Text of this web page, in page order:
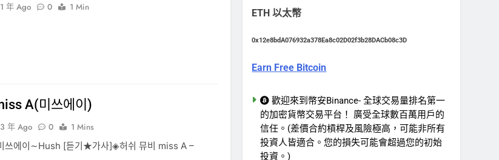
年 Ago 0
1 Min
A(미쓰에이)
年 Ago 0
1 Mins
쓰에이∼Hush [듣기★가사]◈허쉬 뮤비 miss A –
ETH 以太幣
0x12e8bdA076932a378Ea8c02D02f3b28DACb08c3D
Earn Free Bitcoin
歡迎來到幣安Binance- 全球交易量排名第一
的加密貨幣交易平台！ 廣受全球數百萬用戶的
信任。(差價合約槓桿及風險極高，可能非所有
投資人皆適合。您的損失可能會超過您的初始
投資。)